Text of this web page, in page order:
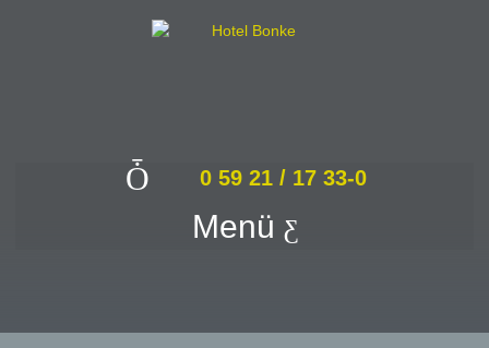
0 59 21 / 17 33-0
Menü